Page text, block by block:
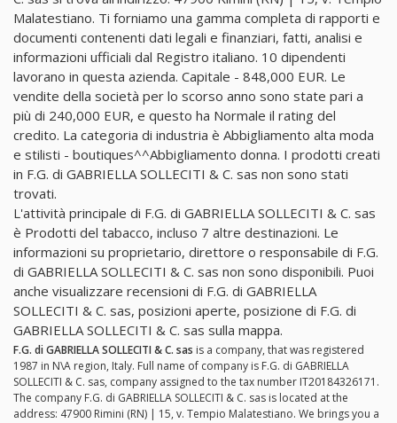
Malatestiano. Ti forniamo una gamma completa di rapporti e
documenti contenenti dati legali e finanziari, fatti, analisi e
informazioni ufficiali dal Registro italiano. 10 dipendenti
lavorano in questa azienda. Capitale - 848,000 EUR. Le
vendite della società per lo scorso anno sono state pari a
più di 240,000 EUR, e questo ha Normale il rating del
credito. La categoria di industria è Abbigliamento alta moda
e stilisti - boutiques^^Abbigliamento donna. I prodotti creati
in F.G. di GABRIELLA SOLLECITI & C. sas non sono stati
trovati.
L'attività principale di F.G. di GABRIELLA SOLLECITI & C. sas
è Prodotti del tabacco, incluso 7 altre destinazioni. Le
informazioni su proprietario, direttore o responsabile di F.G.
di GABRIELLA SOLLECITI & C. sas non sono disponibili. Puoi
anche visualizzare recensioni di F.G. di GABRIELLA
SOLLECITI & C. sas, posizioni aperte, posizione di F.G. di
GABRIELLA SOLLECITI & C. sas sulla mappa.
F.G. di GABRIELLA SOLLECITI & C. sas is a company, that was registered
1987 in N\A region, Italy. Full name of company is F.G. di GABRIELLA
SOLLECITI & C. sas, company assigned to the tax number IT20184326171.
The company F.G. di GABRIELLA SOLLECITI & C. sas is located at the
address: 47900 Rimini (RN) | 15, v. Tempio Malatestiano. We brings you a